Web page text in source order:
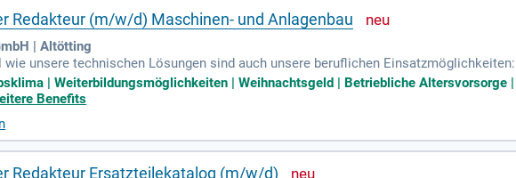
Redakteur (m/w/d) Maschinen- und Anlagenbau
| Altötting
unsere technischen Lösungen sind auch unsere beruflichen
die mit Know-How und Leidenschaft die Zukunft der Branche aktiv
| Weiterbildungsmöglichkeiten | Weihnachtsgeld | Betriebliche Altersvorsorge |
Benefits
Redakteur Ersatzteilekatalog (m/w/d)